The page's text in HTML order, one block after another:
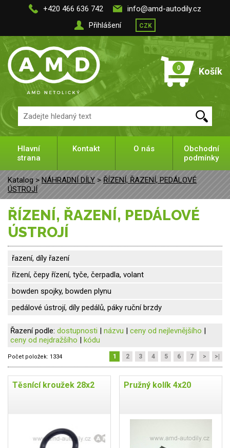
+420 466 636 742
info@amd-autodily.cz
Přihlášení
CZK
0 Košík
Hlavní
strana
Kontakt O nás
Obchodní
podmínky
Katalog > NÁHRADNÍ DÍLY > ŘÍZENÍ, ŘAZENÍ, PEDÁLOVÉ
ÚSTROJÍ
ŘÍZENÍ, ŘAZENÍ, PEDÁLOVÉ
ÚSTROJÍ
řazení, díly řazení
řízení, čepy řízení, tyče, čerpadla, volant
bowden spojky, bowden plynu
pedálové ústrojí, díly pedálů, páky ruční brzdy
Řazení podle: dostupnosti | názvu | ceny od nejlevnějšího |
ceny od nejdražšího | kódu
Počet položek: 1334 1 2 3 4 5 6 7 > >|
Těsnící kroužek 28x2 Pružný kolík 4x20